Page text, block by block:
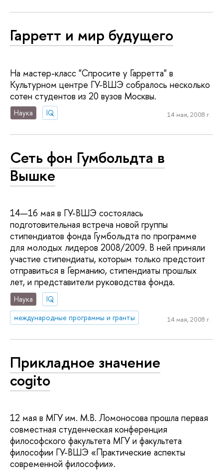
Гарретт и мир будущего
На мастер-класс "Спросите у Гарретта" в
Культурном центре ГУ-ВШЭ собралось несколько
сотен студентов из 20 вузов Москвы.
Наука IQ 14 мая, 2008 г.
Сеть фон Гумбольдта в
Вышке
14—16 мая в ГУ-ВШЭ состоялась
подготовительная встреча новой группы
стипендиатов фонда Гумбольдта по программе
для молодых лидеров 2008/2009. В ней приняли
участие стипендиаты, которым только предстоит
отправиться в Германию, стипендиаты прошлых
лет, и представители руководства фонда.
Наука
IQ
международные программы и гранты
14 мая, 2008 г.
Прикладное значение
cogito
12 мая в МГУ им. М.В. Ломоносова прошла первая
совместная студенческая конференция
философского факультета МГУ и факультета
философии ГУ-ВШЭ «Практические аспекты
современной философии».